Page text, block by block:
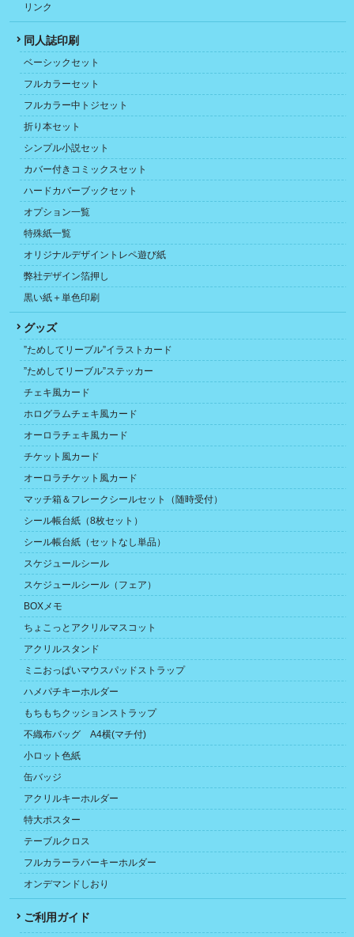
リンク
同人誌印刷
ベーシックセット
フルカラーセット
フルカラー中トジセット
折り本セット
シンプル小説セット
カバー付きコミックスセット
ハードカバーブックセット
オプション一覧
特殊紙一覧
オリジナルデザイントレペ遊び紙
弊社デザイン箔押し
黒い紙＋単色印刷
グッズ
”ためしてリーブル”イラストカード
”ためしてリーブル”ステッカー
チェキ風カード
ホログラムチェキ風カード
オーロラチェキ風カード
チケット風カード
オーロラチケット風カード
マッチ箱＆フレークシールセット（随時受付）
シール帳台紙（8枚セット）
シール帳台紙（セットなし単品）
スケジュールシール
スケジュールシール（フェア）
BOXメモ
ちょこっとアクリルマスコット
アクリルスタンド
ミニおっぱいマウスパッドストラップ
ハメパチキーホルダー
もちもちクッションストラップ
不織布バッグ A4横(マチ付)
小ロット色紙
缶バッジ
アクリルキーホルダー
特大ポスター
テーブルクロス
フルカラーラバーキーホルダー
オンデマンドしおり
ご利用ガイド